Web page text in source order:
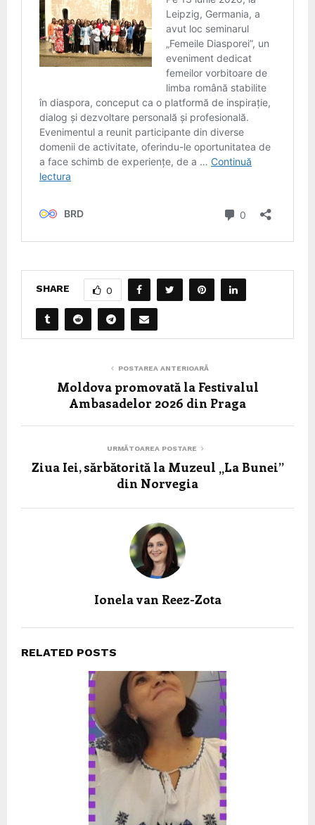
SHARE 0
POSTAREA ANTERIOARĂ
Moldova promovată la Festivalul
Ambasadelor 2026 din Praga
URMĂTOAREA POSTARE
Ziua Iei, sărbătorită la Muzeul „La Bunei”
din Norvegia
Ionela van Reez-Zota
RELATED POSTS